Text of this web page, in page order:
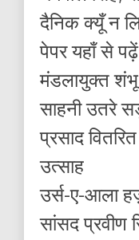
दैनिक क्यूँ न
पेपर यहाँ से
मंडलायुक्त
साहनी उतरे
प्रसाद
उत्साह
उर्स-ए-आला
सांसद प्रवीण